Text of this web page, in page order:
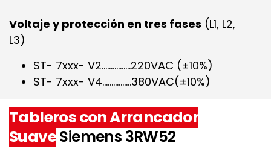
Voltaje y protección en tres fases (L1, L2,
L3)
ST- 7xxx- V2…………….220VAC (±10%)
ST- 7xxx- V4…………….380VAC(±10%)
Tableros con Arrancador
SuaveSiemens 3RW52​